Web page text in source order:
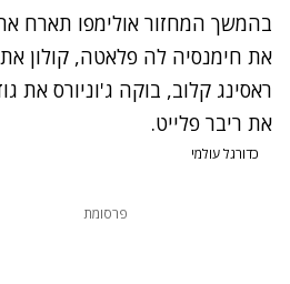
בהמשך המחזור אולימפו תארח
את חימנסיה לה פלאטה, קולון
ראסינג קלוב, בוקה ג'וניורס את
את ריבר פלייט.
כדורגל עולמי
פרסומת